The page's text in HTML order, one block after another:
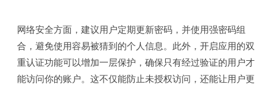
网络安全方面，建议用户定期更新密码，并使用强密码组
合，避免使用容易被猜到的个人信息。此外，开启应用的双
重认证功能可以增加一层保护，确保只有经过验证的用户才
能访问你的账户。这不仅能防止未授权访问，还能让用户更